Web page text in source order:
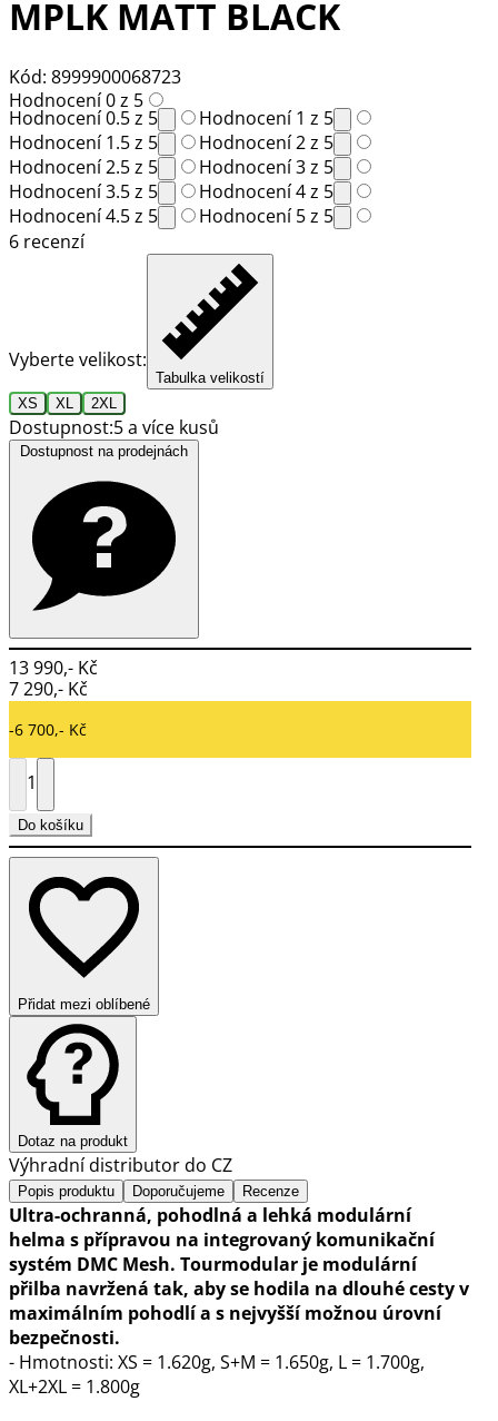
MPLK MATT BLACK
Kód: 8999900068723
Hodnocení 0 z 5
Hodnocení 0.5 z 5
Hodnocení 1 z 5
Hodnocení 1.5 z 5
Hodnocení 2 z 5
Hodnocení 2.5 z 5
Hodnocení 3 z 5
Hodnocení 3.5 z 5
Hodnocení 4 z 5
Hodnocení 4.5 z 5
Hodnocení 5 z 5
6 recenzí
Vyberte velikost:
Tabulka velikostí
XS
XL 2XL
Dostupnost:5 a více kusů
13 990,- Kč
7 290,- Kč
-6 700,- Kč
1
Do košíku
Přidat mezi oblíbené
Dotaz na produkt
Výhradní distributor do CZ
Popis produktu Doporučujeme Recenze
Ultra-ochranná, pohodlná a lehká modulární
helma s přípravou na integrovaný komunikační
systém DMC Mesh. Tourmodular je modulární
přilba navržená tak, aby se hodila na dlouhé cesty v
maximálním pohodlí a s nejvyšší možnou úrovní
bezpečnosti.
- Hmotnosti: XS = 1.620g, S+M = 1.650g, L = 1.700g,
XL+2XL = 1.800g